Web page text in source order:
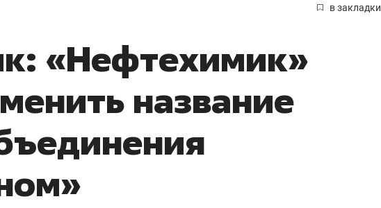
в закладки
«Нефтехимик»
название